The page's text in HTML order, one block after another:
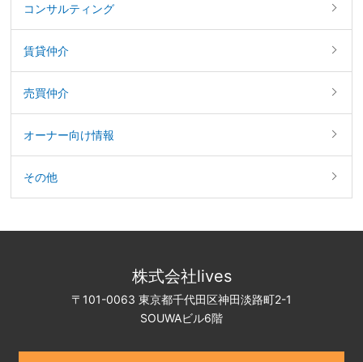
コンサルティング
賃貸仲介
売買仲介
オーナー向け情報
その他
株式会社lives
〒101-0063 東京都千代田区神田淡路町2-1
SOUWAビル6階